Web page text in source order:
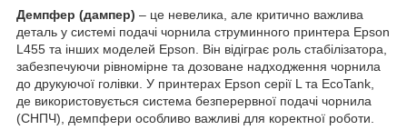
Демпфер (дампер) – це невелика, але критично важлива
деталь у системі подачі чорнила струминного принтера Epson
L455 та інших моделей Epson. Він відіграє роль стабілізатора,
забезпечуючи рівномірне та дозоване надходження чорнила
до друкуючої голівки. У принтерах Epson серії L та EcoTank,
де використовується система безперервної подачі чорнила
(СНПЧ), демпфери особливо важливі для коректної роботи.